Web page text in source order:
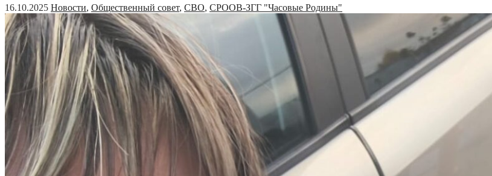
16.10.2025 Новости, Общественный совет, СВО, СРООВ-ЗГГ "Часовые Родины"